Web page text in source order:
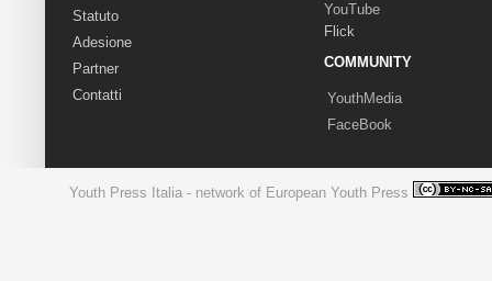
Statuto
Adesione
Partner
Contatti
YouTube
Flick
COMMUNITY
YouthMedia
FaceBook
Youth Press Italia - network of European Youth Press